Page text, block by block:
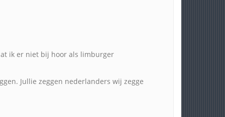
ik er niet bij hoor als limburger
Jullie zeggen nederlanders wij zegge